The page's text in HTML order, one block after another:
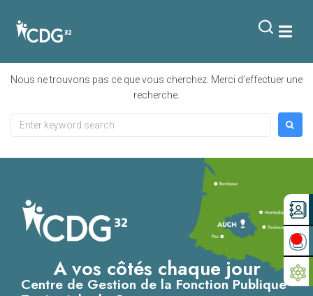
Nous ne trouvons pas ce que vous cherchez. Merci d’effectuer une
recherche.
A vos côtés chaque jour
Centre de Gestion de la Fonction Publique